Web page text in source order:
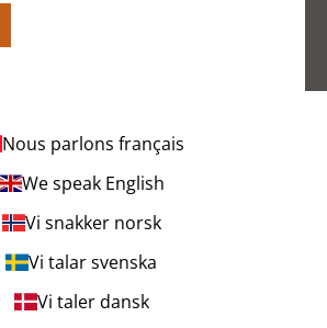
Nous parlons français
We speak English
Vi snakker norsk
Vi talar svenska
Vi taler dansk